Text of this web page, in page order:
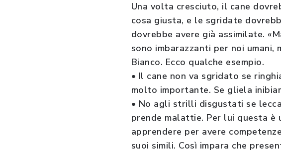
Una volta cresciuto, il cane
cosa giusta, e le sgridate
dovrebbe avere già assimilate.
sono imbarazzanti per noi
Bianco. Ecco qualche esempio.
• Il cane non va sgridato se
molto importante. Se gliela
• No agli strilli disgustati se
prende malattie. Per lui questa è
apprendere per avere
suoi simili. Così impara che